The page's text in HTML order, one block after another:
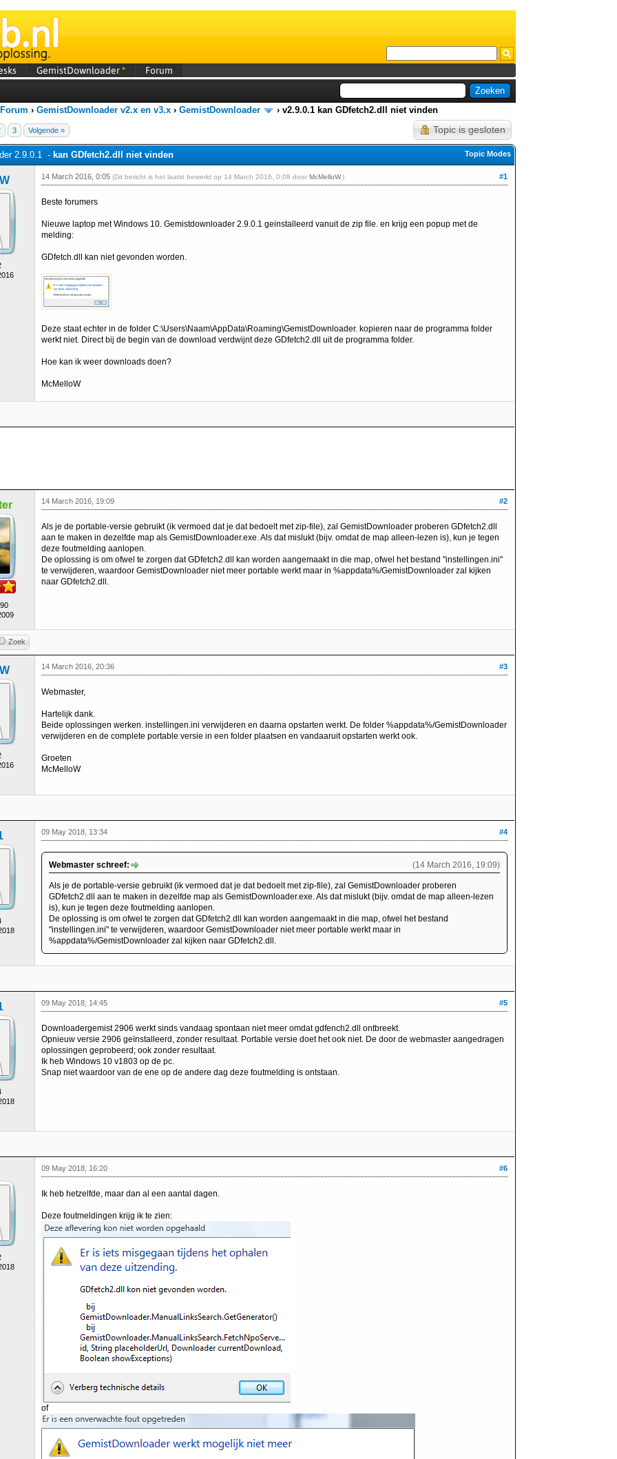
GemistDownloader* Forum
› GemistDownloader v2.x en v3.x › GemistDownloader › v2.9.0.1 kan GDfetch2.dll niet vinden
3 Volgende » Topic is gesloten
Topic Modes
2.9.0.1 - kan GDfetch2.dll niet vinden
#1
14 March 2016, 0:05 (Dit bericht is het laatst bewerkt op 14 March 2016, 0:08 door McMelloW.)
Beste forumers
Nieuwe laptop met Windows 10. Gemistdownloader 2.9.0.1 geinstalleerd vanuit de zip file. en krijg een popup met de
melding:
GDfetch.dll kan niet gevonden worden.
Deze staat echter in de folder C:\Users\Naam\AppData\Roaming\GemistDownloader. kopieren naar de programma folder
werkt niet. Direct bij de begin van de download verdwijnt deze GDfetch2.dll uit de programma folder.
Hoe kan ik weer downloads doen?
McMelloW
#2
14 March 2016, 19:09
Als je de portable-versie gebruikt (ik vermoed dat je dat bedoelt met zip-file), zal GemistDownloader proberen GDfetch2.dll
aan te maken in dezelfde map als GemistDownloader.exe. Als dat mislukt (bijv. omdat de map alleen-lezen is), kun je tegen
deze foutmelding aanlopen.
De oplossing is om ofwel te zorgen dat GDfetch2.dll kan worden aangemaakt in die map, ofwel het bestand "instellingen.ini"
te verwijderen, waardoor GemistDownloader niet meer portable werkt maar in %appdata%/GemistDownloader zal kijken
naar GDfetch2.dll.
Zoek
#3
14 March 2016, 20:36
Webmaster,
Hartelijk dank.
Beide oplossingen werken. instellingen.ini verwijderen en daarna opstarten werkt. De folder %appdata%/GemistDownloader
verwijderen en de complete portable versie in een folder plaatsen en vandaaruit opstarten werkt ook.
Groeten
McMelloW
#4
09 May 2018, 13:34
(14 March 2016, 19:09)
Webmaster schreef:
Als je de portable-versie gebruikt (ik vermoed dat je dat bedoelt met zip-file), zal GemistDownloader proberen
GDfetch2.dll aan te maken in dezelfde map als GemistDownloader.exe. Als dat mislukt (bijv. omdat de map alleen-lezen
is), kun je tegen deze foutmelding aanlopen.
De oplossing is om ofwel te zorgen dat GDfetch2.dll kan worden aangemaakt in die map, ofwel het bestand
"instellingen.ini" te verwijderen, waardoor GemistDownloader niet meer portable werkt maar in
%appdata%/GemistDownloader zal kijken naar GDfetch2.dll.
#5
09 May 2018, 14:45
Downloadergemist 2906 werkt sinds vandaag spontaan niet meer omdat gdfench2.dll ontbreekt.
Opnieuw versie 2906 geïnstalleerd, zonder resultaat. Portable versie doet het ook niet. De door de webmaster aangedragen
oplossingen geprobeerd; ook zonder resultaat.
Ik heb Windows 10 v1803 op de pc.
Snap niet waardoor van de ene op de andere dag deze foutmelding is ontstaan.
#6
09 May 2018, 16:20
Ik heb hetzelfde, maar dan al een aantal dagen.
Deze foutmeldingen krijg ik te zien:
of